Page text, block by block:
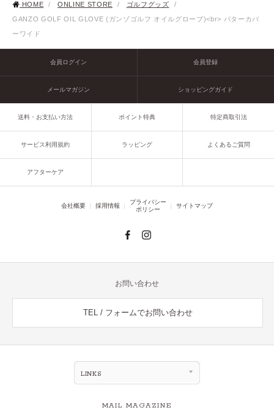
HOME / ONLINE STORE / ゴルフグッズ
/
GANZO GOLF OIL GLOVE (ガンゾゴルフ オイルグローブ)<br> パターカバ
ーワイド
会員ログイン 会員登録
メールマガジン ショッピングガイド
送料・お支払い方法 ポイント特典 特定商取引法
サービス利用規約 ラッピング よくあるご質問
アフターケア
会社概要 採用情報
プライバシー
ポリシー
サイトマップ
お問い合わせ
TEL / フォームでお問い合わせ
LINKS
MAIL MAGAZINE